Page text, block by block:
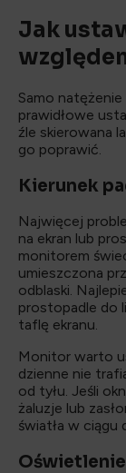
Jak
Samo
prawidłowe
źle skierowana
go poprawić.
Kierunek
Najwięcej
na ekran lub
monitorem
umieszczona
odblaski.
prostopadle do
taflę ekranu.
Monitor warto
dzienne nie
od tyłu. Jeśli
żaluzje lub
światła w ciągu